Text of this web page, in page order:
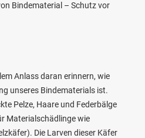
Bindematerial – Schutz vor
Anlass daran erinnern, wie
unseres Bindematerials ist.
Pelze, Haare und Federbälge
Materialschädlinge wie
Die Larven dieser Käfer